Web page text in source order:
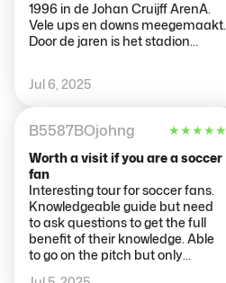
1996 in de Johan Cruijff ArenA.
Vele ups en downs meegemaakt.
Door de jaren is het stadion
(o.a. roltrappen en meer
loopruimte in het stadion) Ook
naar concerten geweest, maar
het geluid houd niet over.
Horecaprijzen in het stadion zijn
door de jaren heen buitensporig
hoog geworden. Met de auto en
parkeren is een crime. Gelukkig
woon ik <20km ervandaan, en
met de fiets of met OV is het dan
ook prima bereikbaar. Alleen bij
aanvang 21:00 uur
Jul 6, 2025
B5587BOjohng ★★★★★
Worth a visit if you are a soccer
fan
Interesting tour for soccer fans.
Knowledgeable guide but need
to ask questions to get the full
benefit of their knowledge. Able
to go on the pitch but only